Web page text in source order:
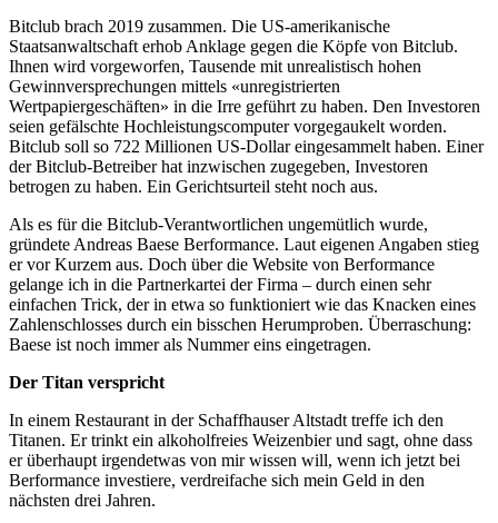
Bitclub brach 2019 zusammen. Die US-amerikanische
Staatsanwaltschaft erhob Anklage gegen die Köpfe von Bitclub.
Ihnen wird vorgeworfen, Tausende mit unrealistisch hohen
Gewinnversprechungen mittels «unregistrierten
Wertpapiergeschäften» in die Irre geführt zu haben. Den Investoren
seien gefälschte Hochleistungscomputer vorgegaukelt worden.
Bitclub soll so 722 Millionen US-Dollar eingesammelt haben. Einer
der Bitclub-Betreiber hat inzwischen zugegeben, Investoren
betrogen zu haben. Ein Gerichtsurteil steht noch aus.
Als es für die Bitclub-Verantwortlichen ungemütlich wurde,
gründete Andreas Baese Berformance. Laut eigenen Angaben stieg
er vor Kurzem aus. Doch über die Website von Berformance
gelange ich in die Partnerkartei der Firma – durch einen sehr
einfachen Trick, der in etwa so funktioniert wie das Knacken eines
Zahlenschlosses durch ein bisschen Herumproben. Überraschung:
Baese ist noch immer als Nummer eins eingetragen.
Der Titan verspricht
In einem Restaurant in der Schaffhauser Altstadt treffe ich den
Titanen. Er trinkt ein alkoholfreies Weizenbier und sagt, ohne dass
er überhaupt irgendetwas von mir wissen will, wenn ich jetzt bei
Berformance investiere, verdreifache sich mein Geld in den
nächsten drei Jahren.